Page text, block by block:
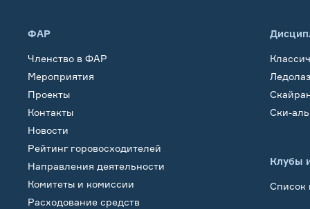
ФАР
Членство в ФАР
Мероприятия
Проекты
Контакты
Новости
Рейтинг горовосходителей
Направления деятельности
Комитеты и комиссии
Расходование средств
Ски-
Клубы
Список